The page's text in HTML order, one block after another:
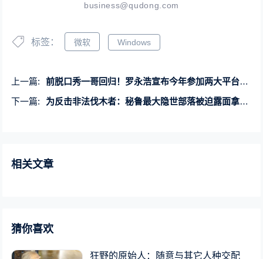
business@qudong.com
标签： 微软 Windows
上一篇:
前脱口秀一哥回归！罗永浩宣布今年参加两大平台脱口秀节目
下一篇:
为反击非法伐木者：秘鲁最大隐世部落被迫露面拿起弓箭
相关文章
猜你喜欢
狂野的原始人：随意与其它人种交配